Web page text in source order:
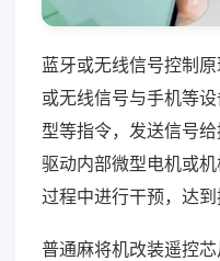
蓝牙或无线信号控制
或无线信号与手机等
型等指令，发送信号
驱动内部微型电机或
过程中进行干预，达到
普通麻将机改装遥控